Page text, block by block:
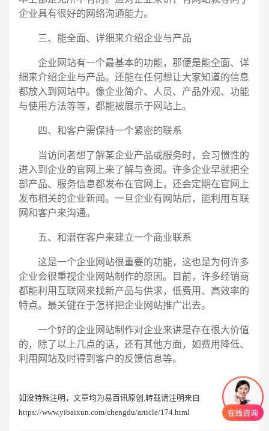
企业具有很好的网络沟通能力。
三、能全面、详细来介绍企业与产品
企业网站有一个最基本的功能，那便是能全面、详
细来介绍企业与产品。还能在任何想让大家知道的信息
都放入到网站中。像企业简介、人员、产品外观、功能
与使用方法等等，都能被展示于网站上。
四、和客户需保持一个紧密的联系
当访问者想了解某企业产品或服务时，会习惯性的
进入到企业的官网上来了解与查阅。许多企业早就把全
部产品、服务信息都发布在官网上，还会定期在官网上
发布相关的企业新闻。一旦企业有网站后，能利用互联
网和客户来沟通。
五、和潜在客户来建立一个商业联系
这是一个企业网站很重要的功能，这也是为何许多
企业会很重视企业网站制作的原因。目前，许多经销商
都能利用互联网来找新产品与供求，低费用、高效率的
特点。最关键在于怎样把企业网站推广出去。
一个好的企业网站制作对企业来讲是存在很大价值
的，除了以上几点的话，还有其他方面，如费用降低、
利用网站及时得到客户的反馈信息等。
如没特殊注明，文章均为易百讯原创,转载请注明来自
https://www.yibaixun.com/chengdu/article/174.html
电话